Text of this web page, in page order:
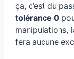
ça, c’est du
tolérance 0
manipulations,
fera aucune